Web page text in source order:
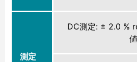
測定
DC測定: ± 2.0 %